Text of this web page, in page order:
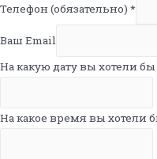
Телефон (обязательно) *
Ваш Email
На какую дату вы хотели бы
На какое время вы хотели